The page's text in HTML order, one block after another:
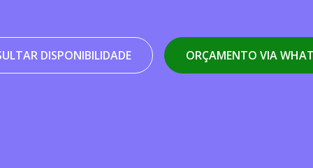
DISPONIBILIDADE ORÇAMENTO VIA